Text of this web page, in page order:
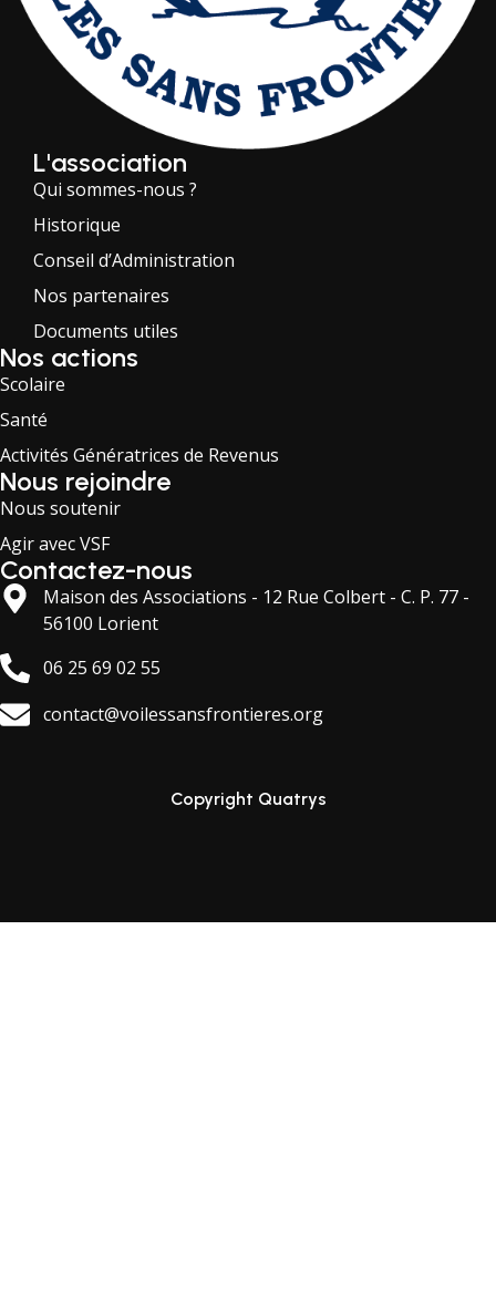
L'association
Qui sommes-nous ?
Historique
Conseil d’Administration
Nos partenaires
Documents utiles
Nos actions
Scolaire
Santé
Activités Génératrices de Revenus
Nous rejoindre
Nous soutenir
Agir avec VSF
Contactez-nous
Maison des Associations - 12 Rue Colbert - C. P. 77 -
56100 Lorient
06 25 69 02 55
contact@voilessansfrontieres.org
Copyright Quatrys